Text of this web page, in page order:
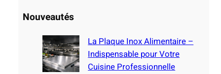
r
Nouveautés
La Plaque Inox Alimentaire –
Indispensable pour Votre
Cuisine Professionnelle